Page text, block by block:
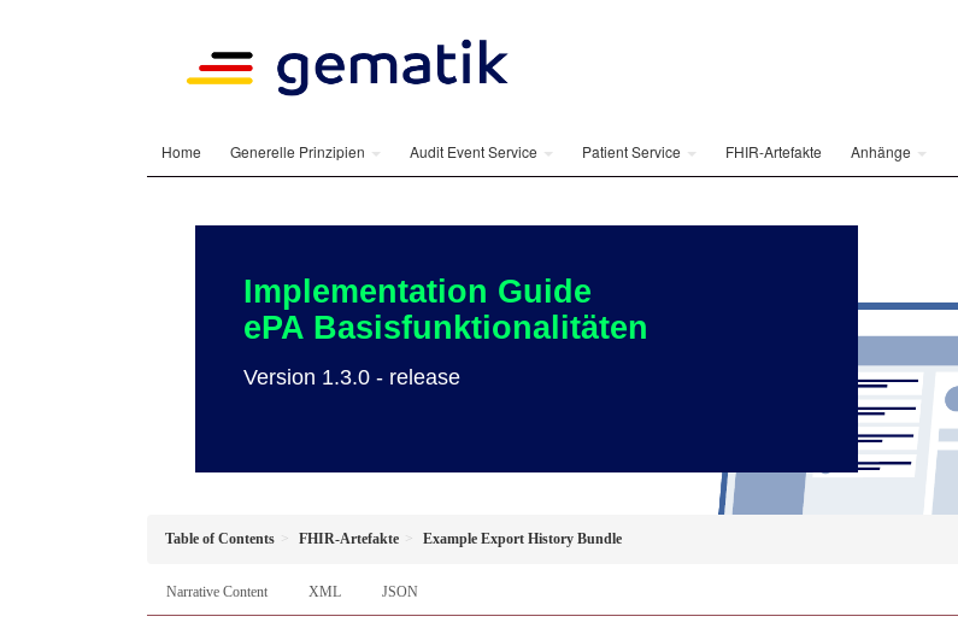
Home Generelle Prinzipien Audit Event Service Patient Service FHIR-Artefakte Anhänge
Implementation Guide
ePA Basisfunktionalitäten
Version 1.3.0 - release
Table of Contents FHIR-Artefakte Example Export History Bundle
Narrative Content XML JSON